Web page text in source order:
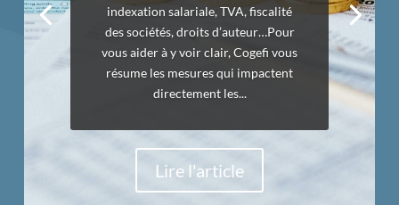
indexation salariale, TVA, fiscalité
des sociétés, droits d’auteur…Pour
vous aider à y voir clair, Cogefi vous
résume les mesures qui impactent
directement les...
Lire l'article